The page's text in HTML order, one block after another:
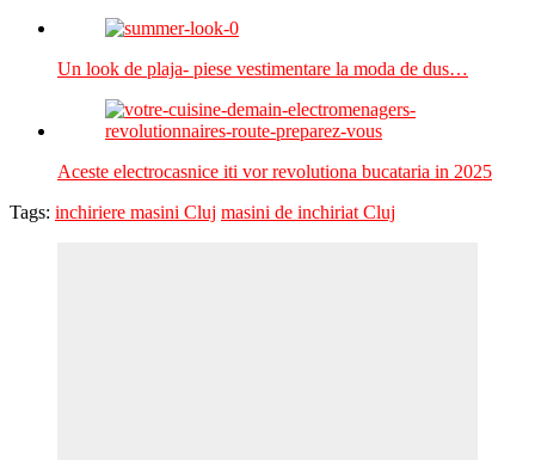
Un look de plaja- piese vestimentare la moda de dus…
Aceste electrocasnice iti vor revolutiona bucataria in 2025
Tags: inchiriere masini Cluj masini de inchiriat Cluj